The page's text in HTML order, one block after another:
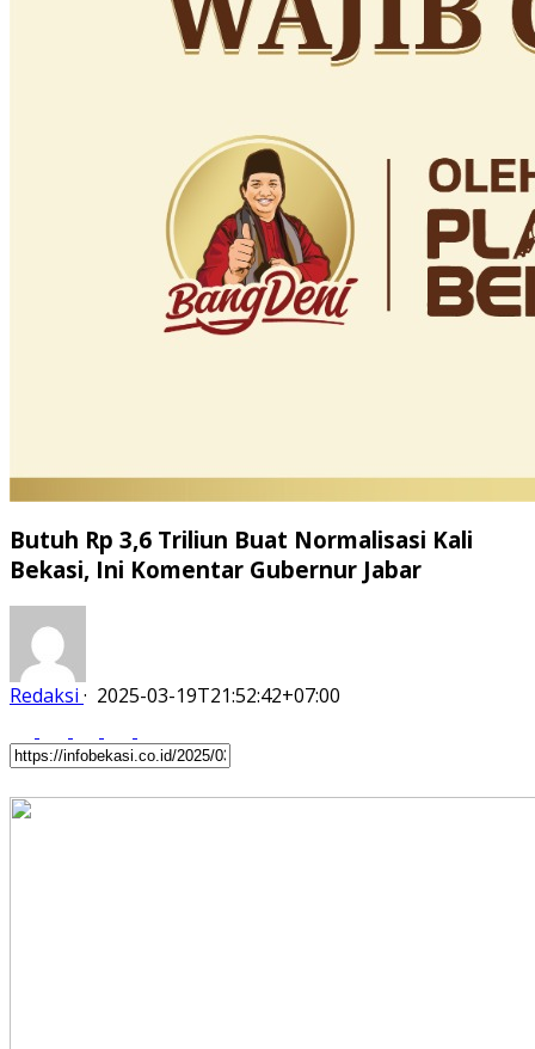
Butuh Rp 3,6 Triliun Buat Normalisasi Kali
Bekasi, Ini Komentar Gubernur Jabar
Redaksi · 2025-03-19T21:52:42+07:00